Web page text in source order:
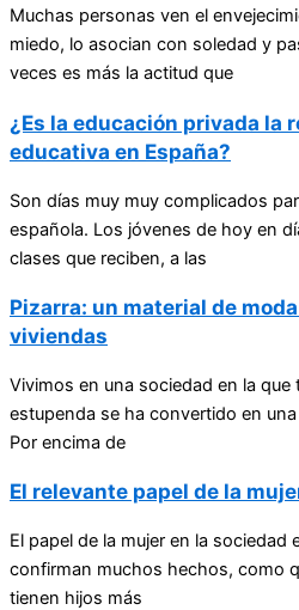
Muchas personas ven el
miedo, lo asocian con soledad y
veces es más la actitud que
¿Es la educación privada la
educativa en España?
Son días muy muy complicados
española. Los jóvenes de hoy en
clases que reciben, a las
Pizarra: un material de
viviendas
Vivimos en una sociedad en la que
estupenda se ha convertido en
Por encima de
El relevante papel de la
El papel de la mujer en la sociedad
confirman muchos hechos, como
tienen hijos más